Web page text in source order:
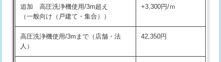
マス交換（深さ50㎝以上） 66,000円
コンクリート斫り（厚さ10㎝まで） 27,500円
コンクリート斫り（厚さ10㎝超え）
持込商品取付（混合水栓） 16,500円
給水管工事※（ホール加工)
追加 高圧洗浄機使用/3m超え
（一般向け（戸建て・集合））
+3,300円/ｍ
高圧洗浄機使用/3mまで（店舗・法
人）
42,350円